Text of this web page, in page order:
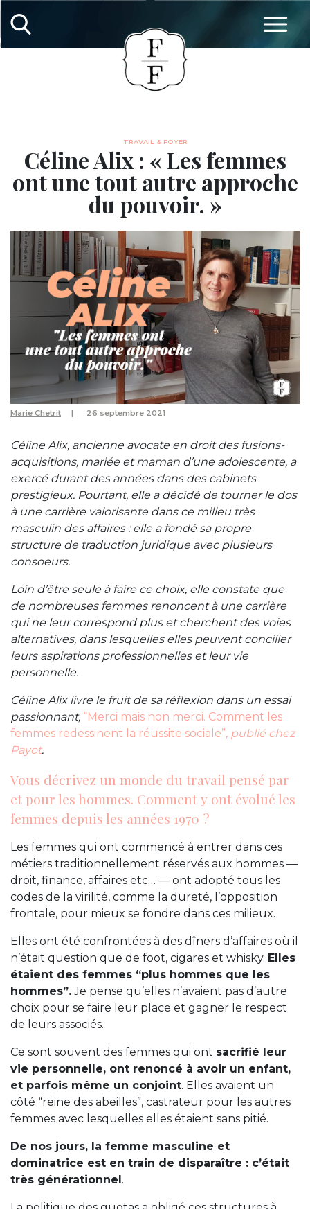
TRAVAIL & FOYER
Céline Alix : « Les femmes
ont une tout autre approche
du pouvoir. »
Marie Chetrit 26 septembre 2021
Céline Alix, ancienne avocate en droit des fusions-
acquisitions, mariée et maman d’une adolescente, a
exercé durant des années dans des cabinets
prestigieux. Pourtant, elle a décidé de tourner le dos
à une carrière valorisante dans ce milieu très
masculin des affaires : elle a fondé sa propre
structure de traduction juridique avec plusieurs
consoeurs.
Loin d’être seule à faire ce choix, elle constate que
de nombreuses femmes renoncent à une carrière
qui ne leur correspond plus et cherchent des voies
alternatives, dans lesquelles elles peuvent concilier
leurs aspirations professionnelles et leur vie
personnelle.
Céline Alix livre le fruit de sa réflexion dans un essai
passionnant, “Merci mais non merci. Comment les
femmes redessinent la réussite sociale”, publié chez
Payot.
Vous décrivez un monde du travail pensé par
et pour les hommes. Comment y ont évolué les
femmes depuis les années 1970 ?
Les femmes qui ont commencé à entrer dans ces
métiers traditionnellement réservés aux hommes —
droit, finance, affaires etc… — ont adopté tous les
codes de la virilité, comme la dureté, l’opposition
frontale, pour mieux se fondre dans ces milieux.
Elles ont été confrontées à des dîners d’affaires où il
n’était question que de foot, cigares et whisky. Elles
étaient des femmes “plus hommes que les
hommes”.Je pense qu’elles n’avaient pas d’autre
choix pour se faire leur place et gagner le respect
de leurs associés.
Ce sont souvent des femmes qui ont sacrifié leur
vie personnelle, ont renoncé à avoir un enfant,
et parfois même un conjoint. Elles avaient un
côté “reine des abeilles”, castrateur pour les autres
femmes avec lesquelles elles étaient sans pitié.
De nos jours, la femme masculine et
dominatrice est en train de disparaître : c’était
très générationnel .